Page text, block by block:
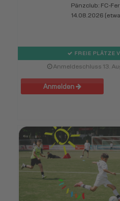
Pänzclub: FC-
14.08.2026
FREIE PLÄTZE
Anmeldeschluss 13.
Anmelden